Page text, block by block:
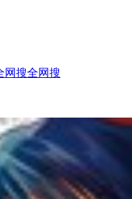
全网搜